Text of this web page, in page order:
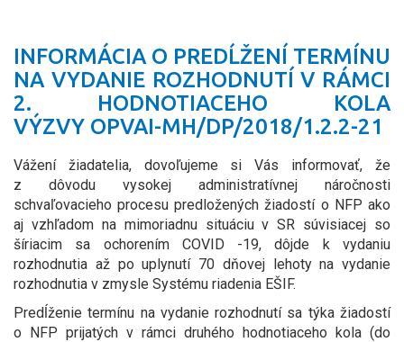
INFORMÁCIA O PREDĹŽENÍ TERMÍNU
NA VYDANIE ROZHODNUTÍ V RÁMCI
2. HODNOTIACEHO KOLA
VÝZVY OPVAI-MH/DP/2018/1.2.2-21
Vážení žiadatelia, dovoľujeme si Vás informovať, že
z dôvodu vysokej administratívnej náročnosti
schvaľovacieho procesu predložených žiadostí o NFP ako
aj vzhľadom na mimoriadnu situáciu v SR súvisiacej so
šíriacim sa ochorením COVID -19, dôjde k vydaniu
rozhodnutia až po uplynutí 70 dňovej lehoty na vydanie
rozhodnutia v zmysle Systému riadenia EŠIF.
Predĺženie termínu na vydanie rozhodnutí sa týka žiadostí
o NFP prijatých v rámci druhého hodnotiaceho kola (do